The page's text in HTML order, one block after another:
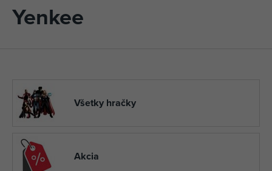
Yenkee
Všetky hračky
Akcia